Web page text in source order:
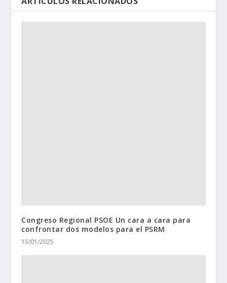
Congreso Regional PSOE Un cara a cara para
confrontar dos modelos para el PSRM
15/01/2025